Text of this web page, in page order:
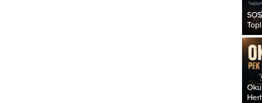
Sayın Basın